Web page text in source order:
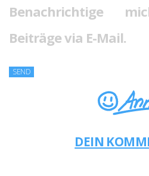
Benachrichtige
Beiträge via E-Mail.
DEIN